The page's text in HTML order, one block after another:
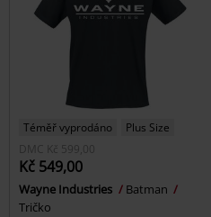
Téměř vyprodáno
Plus Size
DMC
Kč 599,00
Kč 549,00
Wayne Industries
Batman
Tričko